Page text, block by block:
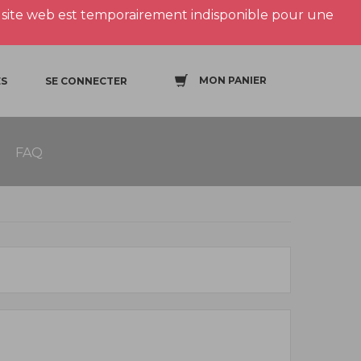
web est temporairement indisponible pour une
SE CONNECTER MON PANIER
FAQ